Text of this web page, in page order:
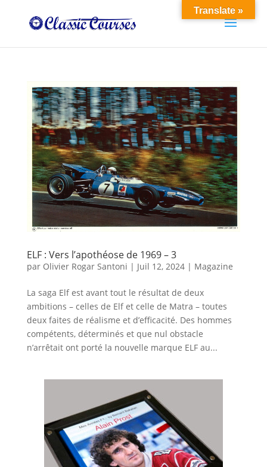
ELF : Vers l’apothéose de 1969 – 3
par Olivier Rogar Santoni | Juil 12, 2024| Magazine
La saga Elf est avant tout le résultat de deux
ambitions – celles de Elf et celle de Matra – toutes
deux faites de réalisme et d’efficacité. Des hommes
compétents, déterminés et que nul obstacle
n’arrêtait ont porté la nouvelle marque ELF au...
Translate »